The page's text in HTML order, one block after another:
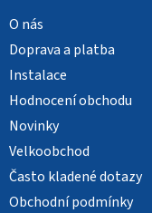
O nás
Doprava a platba
Instalace
Hodnocení obchodu
Novinky
Velkoobchod
Často kladené dotazy
Obchodní podmínky